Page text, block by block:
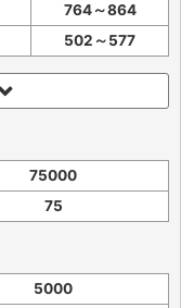
764～864
502～577
75000
75
5000